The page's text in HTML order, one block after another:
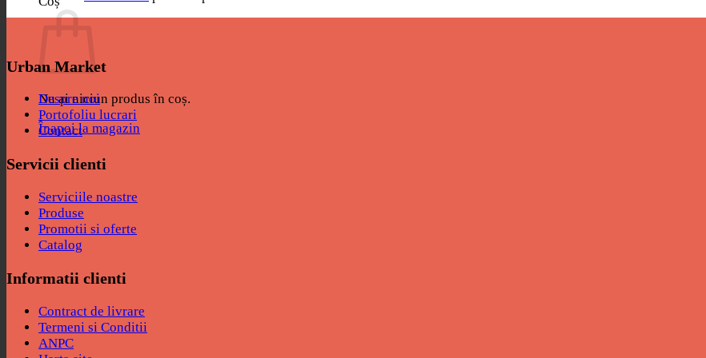
Nu ai niciun produs în coș.
Înapoi la magazin
Urban Market
Despre noi
Portofoliu lucrari
Contact
Servicii clienti
Serviciile noastre
Produse
Promotii si oferte
Catalog
Informatii clienti
Contract de livrare
Termeni si Conditii
ANPC